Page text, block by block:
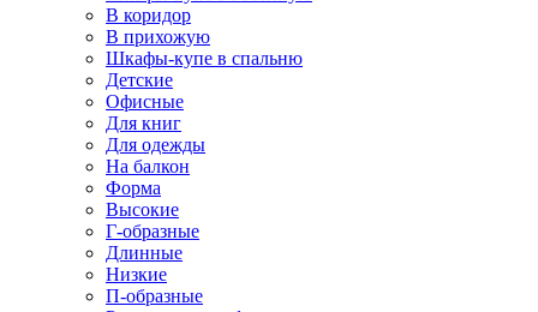
В коридор
В прихожую
Шкафы-купе в спальню
Детские
Офисные
Для книг
Для одежды
На балкон
Форма
Высокие
Г-образные
Длинные
Низкие
П-образные